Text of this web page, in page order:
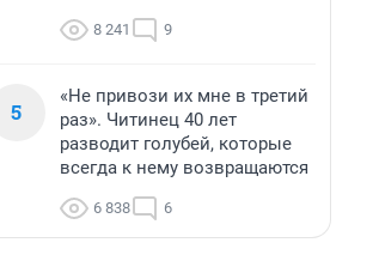
8 241 9
5
«Не привози их мне в третий
раз». Читинец 40 лет
разводит голубей, которые
всегда к нему возвращаются
6 838 6